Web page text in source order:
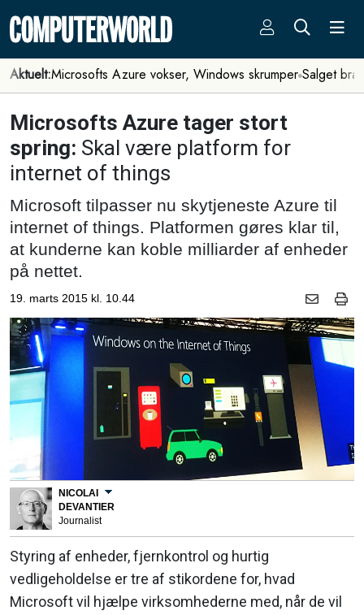
Aktuelt:Microsofts Azure vokser, Windows skrumper Salget
Microsofts Azure tager stort
spring: Skal være platform for
internet of things
Microsoft tilpasser nu skytjeneste Azure til
internet of things. Platformen gøres klar til,
at kunderne kan koble milliarder af enheder
på nettet.
19. marts 2015 kl. 10.44
NICOLAI
DEVANTIER
Journalist
Styring af enheder, fjernkontrol og hurtig
vedligeholdelse er tre af stikordene for, hvad
Microsoft vil hjælpe virksomhederne med, når de vil